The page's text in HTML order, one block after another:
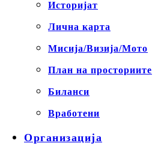
Историјат
Лична карта
Мисија/Визија/Мото
План на просториите
Биланси
Вработени
Организација